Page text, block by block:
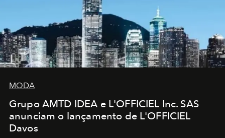
MODA
Grupo AMTD IDEA e L'OFFICIEL Inc. SAS
anunciam o lançamento de L'OFFICIEL
Davos